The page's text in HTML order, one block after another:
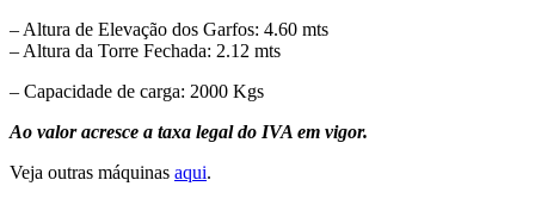
– Altura de Elevação dos Garfos: 4.60 mts
– Altura da Torre Fechada: 2.12 mts
– Capacidade de carga: 2000 Kgs
Ao valor acresce a taxa legal do IVA em vigor.
Veja outras máquinas aqui.